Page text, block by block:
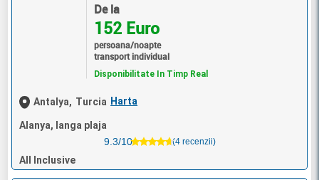
De la
152 Euro
persoana/noapte
transport individual
Disponibilitate In Timp Real
Antalya, Turcia Harta
Alanya, langa plaja
9.3/10
(4 recenzii)
All Inclusive